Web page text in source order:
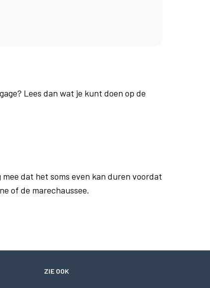
Lees dan wat je kunt doen op de
dat het soms even kan duren voordat
of de marechaussee.
ZIE OOK